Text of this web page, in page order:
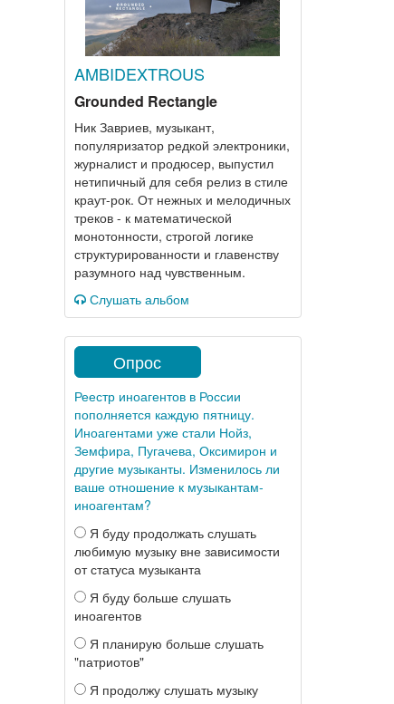
AMBIDEXTROUS
Grounded Rectangle
Ник Завриев, музыкант,
популяризатор редкой электроники,
журналист и продюсер, выпустил
нетипичный для себя релиз в стиле
краут-рок. От нежных и мелодичных
треков - к математической
монотонности, строгой логике
структурированности и главенству
разумного над чувственным.
Слушать альбом
Опрос
Реестр иноагентов в России
пополняется каждую пятницу.
Иноагентами уже стали Нойз,
Земфира, Пугачева, Оксимирон и
другие музыканты. Изменилось ли
ваше отношение к музыкантам-
иноагентам?
Я буду продолжать слушать
любимую музыку вне зависимости
от статуса музыканта
Я буду больше слушать
иноагентов
Я планирую больше слушать
"патриотов"
Я продолжу слушать музыку